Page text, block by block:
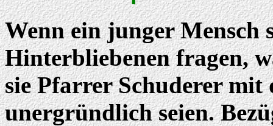
Wenn ein junger Mensch
Hinterbliebenen fragen,
sie Pfarrer Schuderer mit
unergründlich seien.